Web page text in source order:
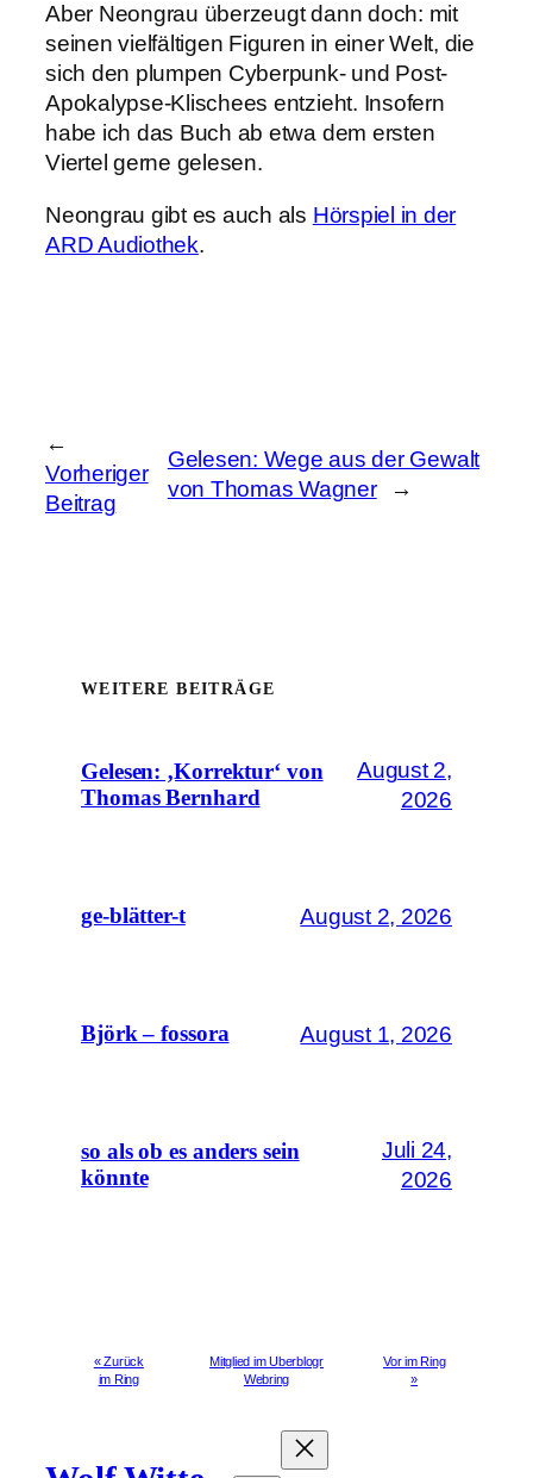
Aber Neongrau überzeugt dann doch: mit
seinen vielfältigen Figuren in einer Welt, die
sich den plumpen Cyberpunk- und Post-
Apokalypse-Klischees entzieht. Insofern
habe ich das Buch ab etwa dem ersten
Viertel gerne gelesen.
Neongrau gibt es auch als Hörspiel in der
ARD Audiothek.
←
Vorheriger
Beitrag
Gelesen: Wege aus der Gewalt
von Thomas Wagner
→
WEITERE BEITRÄGE
Gelesen: ‚Korrektur‘ von
Thomas Bernhard
August 2,
2026
ge-blätter-t August 2, 2026
Björk – fossora August 1, 2026
so als ob es anders sein
könnte
Juli 24,
2026
« Zurück
im Ring
Mitglied im Uberblogr
Webring
Vor im Ring
»